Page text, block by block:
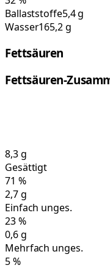
Ballaststoffe5,4 g
Wasser165,2 g
Fettsäuren
Fettsäuren-
8,3g
Gesättigt
71 %
2,7g
Einfach unges.
23%
0,6g
Mehrfach unges.
5%